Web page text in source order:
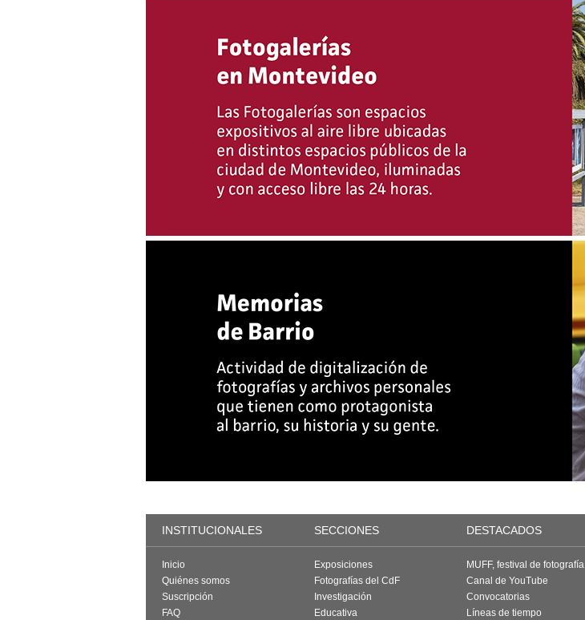
INSTITUCIONALES SECCIONES DESTACADOS
Inicio
Quiénes somos
Suscripción
FAQ
Exposiciones
Fotografías del CdF
Investigación
Educativa
MUFF, festival de fotografía
Canal de YouTube
Convocatorias
Líneas de tiempo